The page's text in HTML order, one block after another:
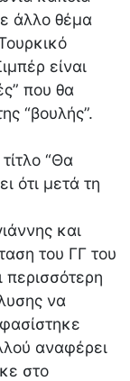
άλλο θέμα
είναι
που θα
“βουλής”.
“Θα
ότι μετά τη
και
του ΓΓ του
να
αναφέρει
στο